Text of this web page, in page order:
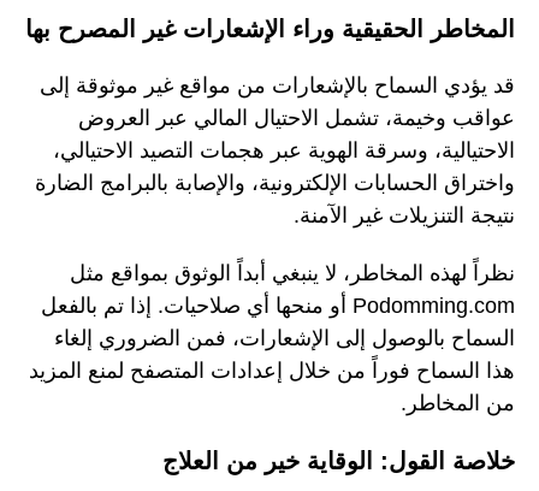
المخاطر الحقيقية وراء الإشعارات غير المصرح بها
قد يؤدي السماح بالإشعارات من مواقع غير موثوقة إلى
عواقب وخيمة، تشمل الاحتيال المالي عبر العروض
الاحتيالية، وسرقة الهوية عبر هجمات التصيد الاحتيالي،
واختراق الحسابات الإلكترونية، والإصابة بالبرامج الضارة
نتيجة التنزيلات غير الآمنة.
نظراً لهذه المخاطر، لا ينبغي أبداً الوثوق بمواقع مثل
Podomming.com أو منحها أي صلاحيات. إذا تم بالفعل
السماح بالوصول إلى الإشعارات، فمن الضروري إلغاء
هذا السماح فوراً من خلال إعدادات المتصفح لمنع المزيد
من المخاطر.
خلاصة القول: الوقاية خير من العلاج